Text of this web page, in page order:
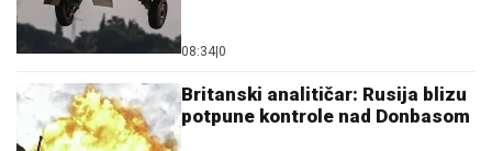
08:34 0
Britanski analitičar: Rusija blizu
potpune kontrole nad Donbasom